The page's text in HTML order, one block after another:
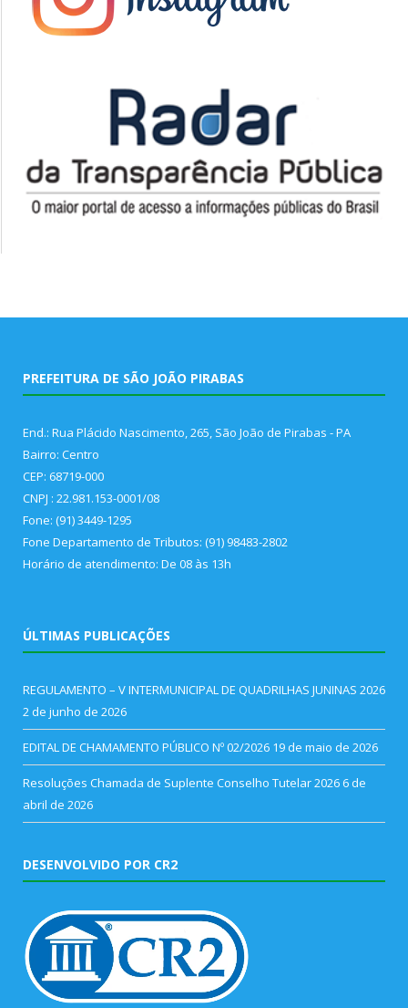
PREFEITURA DE SÃO JOÃO PIRABAS
End.: Rua Plácido Nascimento, 265, São João de Pirabas - PA
Bairro: Centro
CEP: 68719-000
CNPJ : 22.981.153-0001/08
Fone: (91) 3449-1295
Fone Departamento de Tributos: (91) 98483-2802
Horário de atendimento: De 08 às 13h
ÚLTIMAS PUBLICAÇÕES
REGULAMENTO – V INTERMUNICIPAL DE QUADRILHAS JUNINAS 2026
2 de junho de 2026
EDITAL DE CHAMAMENTO PÚBLICO Nº 02/2026 19 de maio de 2026
Resoluções Chamada de Suplente Conselho Tutelar 2026 6 de
abril de 2026
DESENVOLVIDO POR CR2